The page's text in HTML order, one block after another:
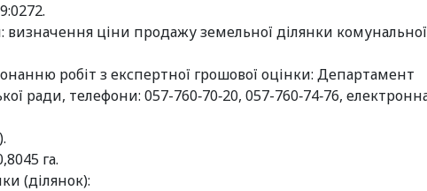
ціни продажу земельної ділянки комунальної
робіт з експертної грошової оцінки: Департамент
ради, телефони: 057-760‑70‑20, 057-760‑74‑76,
га.
(ділянок):